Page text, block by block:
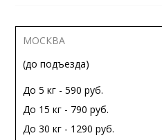
МОСКВА
(до подъезда)
До 5 кг - 590 руб.
До 15 кг - 790 руб.
До 30 кг - 1290 руб.